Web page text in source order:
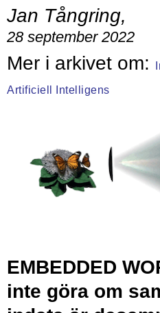
Jan Tångring,
28 september 2022
Artificiell Intelligens
EMBEDDED
inte göra om